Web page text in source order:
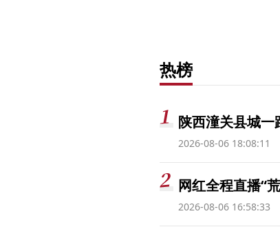
热榜
陕西潼关县城
2026-08-06 18:08:11
网红全程直播“
2026-08-06 16:58:33